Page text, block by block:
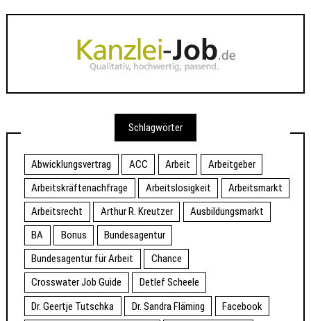
Schlagwörter
Abwicklungsvertrag ACC Arbeit
Arbeitgeber
Arbeitskräftenachfrage
Arbeitslosigkeit
Arbeitsmarkt
Arbeitsrecht
Arthur R. Kreutzer
Ausbildungsmarkt
BA
Bonus
Bundesagentur
Bundesagentur für Arbeit
Chance
Crosswater Job Guide
Detlef Scheele
Dr. Geertje Tutschka
Dr. Sandra Fläming
Facebook